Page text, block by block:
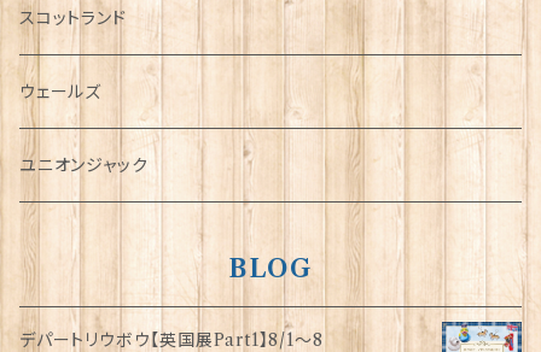
犬グッズ
傘
指貫(シンブル)
スコットランド
ウェールズ
ユニオンジャック
BLOG
デパートリウボウ【英国展Part1】8/1〜8